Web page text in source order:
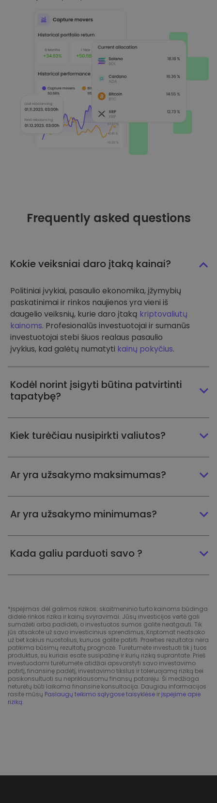
Frequently asked questions
Kokie veiksniai daro įtaką kainai?
Politiniai įvykiai, pasaulio ekonomika, įžymybių
paskatinimai ir rinkos naujienos yra vieni iš
daugelio veiksnių, kurie daro įtaką kriptovaliutų
kainoms. Profesionalūs investuotojai ir sumanūs
investuotojai stebi šiuos realaus pasaulio
įvykius, kad galėtų numatyti kainų pokyčius.
Kodėl norint įsigyti būtina patvirtinti
tapatybę?
Kiek turėčiau nusipirkti valiutos?
Ar yra užsakymo maksimumas?
Ar yra užsakymo minimumas?
Kada galiu parduoti savo ?
*Įspėjimas dėl galimos rizikos: skaitmeninio turto kainoms būdinga
didelė rinkos rizika ir kainų svyravimai. Jūsų investicijos vertė gali
sumažėti arba padidėti, o investuotos sumos galite neatgauti. Tik
jūs atsakote už savo investicinius sprendimus, Kriptomat neatsako
už bet kokius nuostolius, kuriuos galite patirti. Praeities rezultatai nėra
patikima būsimų rezultatų prognozė. Turėtumėte investuoti tik į tuos
produktus, su kuriais esate susipažinę ir kurių riziką suprantate. Prieš
investuodami turėtumėte atidžiai apsvarstyti savo investavimo
patirtį, finansinę padėtį, investavimo tikslus ir toleruojamą riziką bei
pasikonsultuoti su nepriklausomu finansų patarėju. Ši medžiaga
neturėtų būti laikoma finansine konsultacija. Daugiau informacijos
rasite mūsų Paslaugų teikimo sąlygose taisyklėse ir Įspėjime apie
riziką.